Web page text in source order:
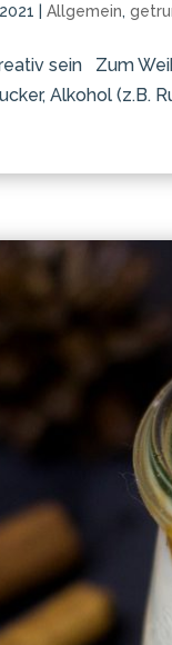
|Allgemein,
sein Zum
Alkohol